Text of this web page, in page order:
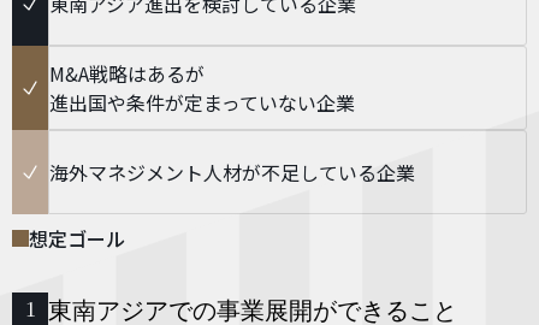
M&A戦略はあるが
進出国や条件が定まっていない企業
海外マネジメント人材が不足している企業
想定ゴール
1 東南アジアでの事業展開ができること